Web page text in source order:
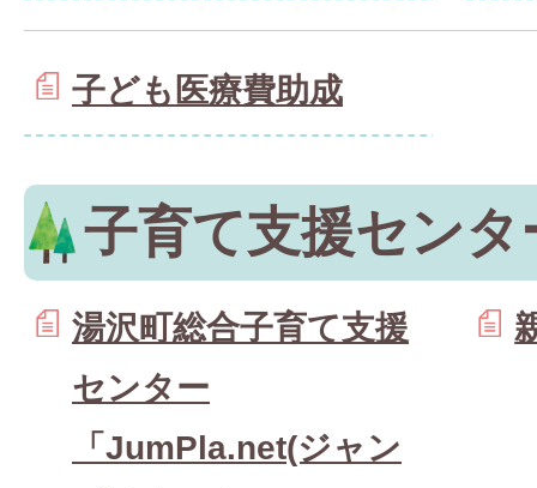
子ども医療費助成
子育て支援センタ
湯沢町総合子育て支援
センター
「JumPla.net(ジャン